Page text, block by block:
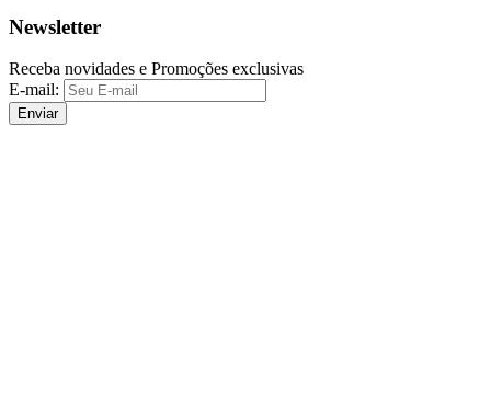
Newsletter
Receba novidades e Promoções exclusivas
E-mail:
Enviar